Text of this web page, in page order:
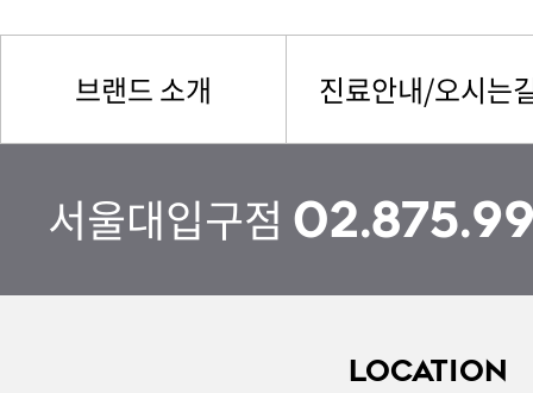
브랜드 소개 진료안내/오시는
서울대입구점
LOCATION